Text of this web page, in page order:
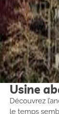
Usine
Découvrez
le temps